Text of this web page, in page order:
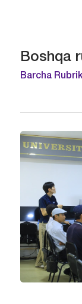
Boshqa
Barcha